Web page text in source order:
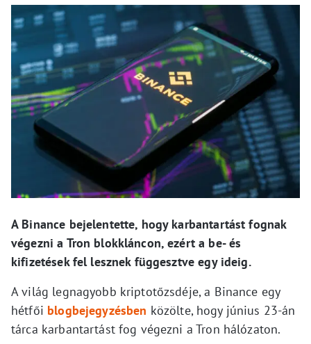
A Binance bejelentette, hogy karbantartást fognak
végezni a Tron blokkláncon, ezért a be- és
kifizetések fel lesznek függesztve egy ideig.
A világ legnagyobb kriptotőzsdéje, a Binance egy
hétfői blogbejegyzésben közölte, hogy június 23-án
tárca karbantartást fog végezni a Tron hálózaton.